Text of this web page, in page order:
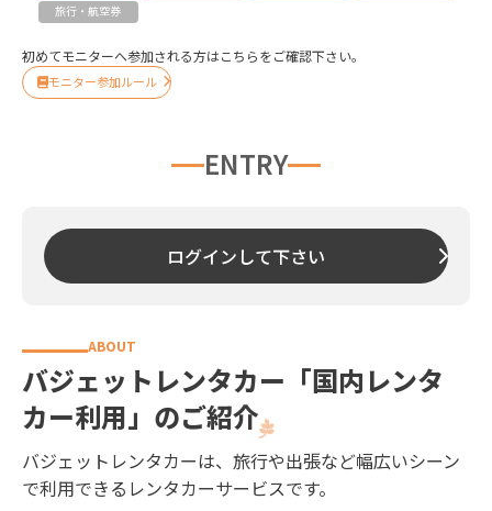
旅行・航空券
初めてモニターへ参加される方はこちらをご確認下さい。
モニター参加ルール
ENTRY
ログインして下さい
バジェットレンタカー「国内レンタ
カー利用」のご紹介
バジェットレンタカーは、旅行や出張など幅広いシーン
で利用できるレンタカーサービスです。